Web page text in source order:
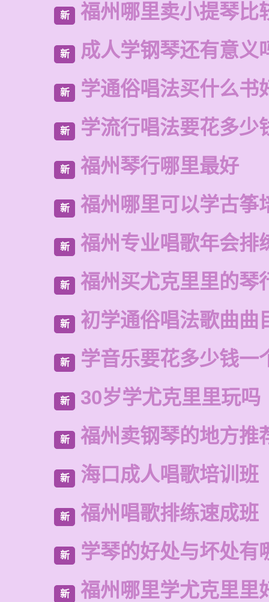
新 福州哪里卖小提琴比
新 成人学钢琴还有意义
新 学通俗唱法买什么书
新 学流行唱法要花多少
新 福州琴行哪里最好
新 福州哪里可以学古筝
新 福州专业唱歌年会排
新 福州买尤克里里的琴
新 初学通俗唱法歌曲曲
新 学音乐要花多少钱一
新 30岁学尤克里里玩吗
新 福州卖钢琴的地方推
新 海口成人唱歌培训班
新 福州唱歌排练速成班
新 学琴的好处与坏处有
新 福州哪里学尤克里里